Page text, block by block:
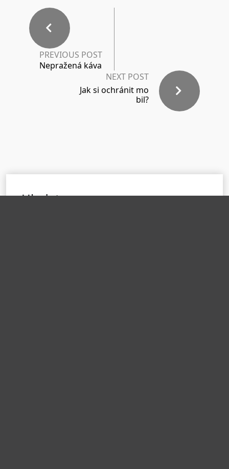
PREVIOUS POST
Nepražená káva
NEXT POST
Jak si ochránit mo
bil?
Hledat